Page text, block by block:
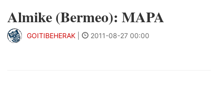
Almike (Bermeo): MAPA
GOITIBEHERAK 2011-08-27 00:00